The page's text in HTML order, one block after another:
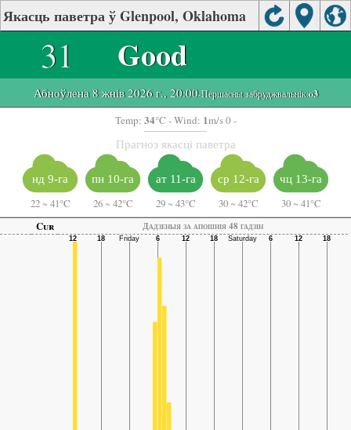
Якасць паветра ў Glenpool, Oklahoma
31 Good
Абноўлена 8 жнів 2026 г., 20:00-Першасны забруджвальнік:o3
Temp: 34°C - Wind: 1m/s 0 -
Прагноз якасці паветра
нд 9-га
22 ~ 41°C
пн 10-га
26 ~ 42°C
ат 11-га
29 ~ 43°C
ср 12-га
30 ~ 42°C
чц 13-га
30 ~ 41°C
Cur
Дадзеныя за апошнія 48 гадзін